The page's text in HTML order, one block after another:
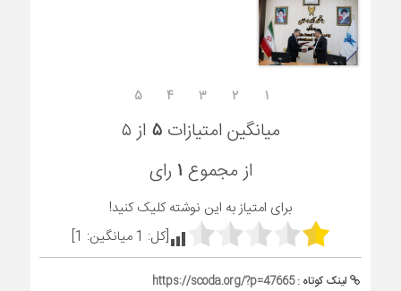
۱ ۲ ۳ ۴ ۵
میانگین امتیازات ۵ از ۵
از مجموع ۱ رای
برای امتیاز به این نوشته کلیک کنید!
[کل: 1 میانگین: 1
]
لینک کوتاه :https://scoda.org/?p=47665